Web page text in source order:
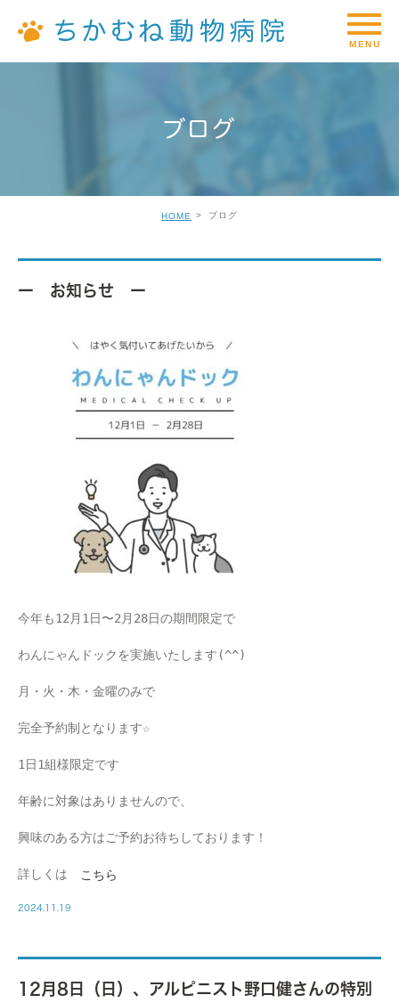
ブログ
HOME ブログ
ー お知らせ ー
今年も12月1日〜2月28日の期間限定で
わんにゃんドックを実施いたします(^^)
月・火・木・金曜のみで
完全予約制となります☆
1日1組様限定です
年齢に対象はありませんので、
興味のある方はご予約お待ちしております！
詳しくは こちら
2024.11.19
12月8日（日）、アルピニスト野口健さんの特別